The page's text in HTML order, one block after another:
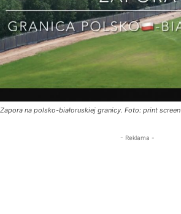
Zapora na polsko-białoruskiej granicy. Foto: print
- Reklama -